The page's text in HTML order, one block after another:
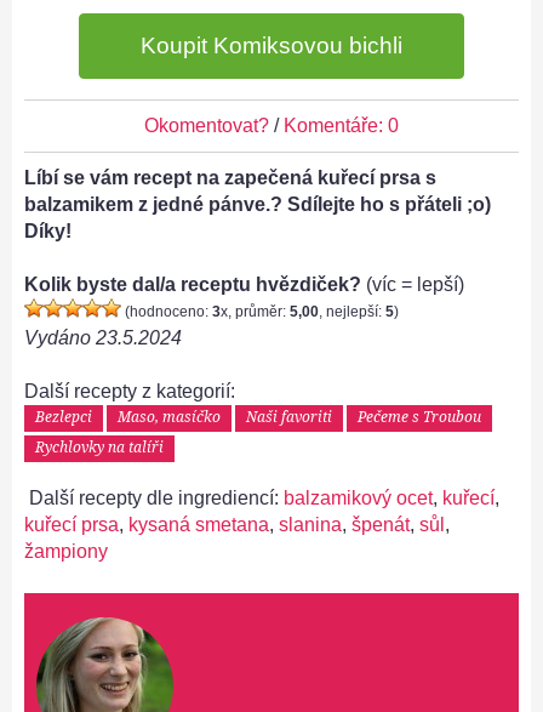
Koupit Komiksovou bichli
Okomentovat? / Komentáře: 0
Líbí se vám recept na zapečená kuřecí prsa s
balzamikem z jedné pánve.? Sdílejte ho s přáteli ;o)
Díky!
Kolik byste dal/a receptu hvězdiček? (víc = lepší)
(hodnoceno: 3x, průměr: 5,00, nejlepší: 5)
Vydáno 23.5.2024
Další recepty z kategorií:
Bezlepci
Maso, masíčko Naši favoriti
Pečeme s Troubou
Rychlovky na talíři
Další recepty dle ingrediencí: balzamikový ocet, kuřecí,
kuřecí prsa, kysaná smetana, slanina, špenát, sůl ,
žampiony